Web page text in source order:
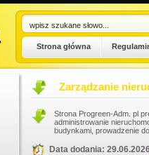
Strona główna
Zarządzanie
Strona Progreen-Adm. pl
administrowanie
budynkami, prowadzenie
Data dodania: